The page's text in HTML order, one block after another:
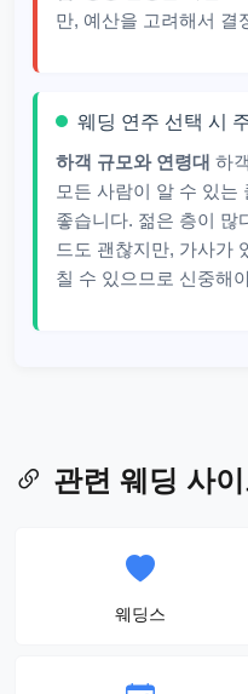
만, 예산을 고려해서 결
웨딩 연주 선택 시
하객 규모와 연령대 하
모든 사람이 알 수 있는
좋습니다. 젊은 층이 많
드도 괜찮지만, 가사가
칠 수 있으므로 신중해
관련 웨딩 사
웨딩스